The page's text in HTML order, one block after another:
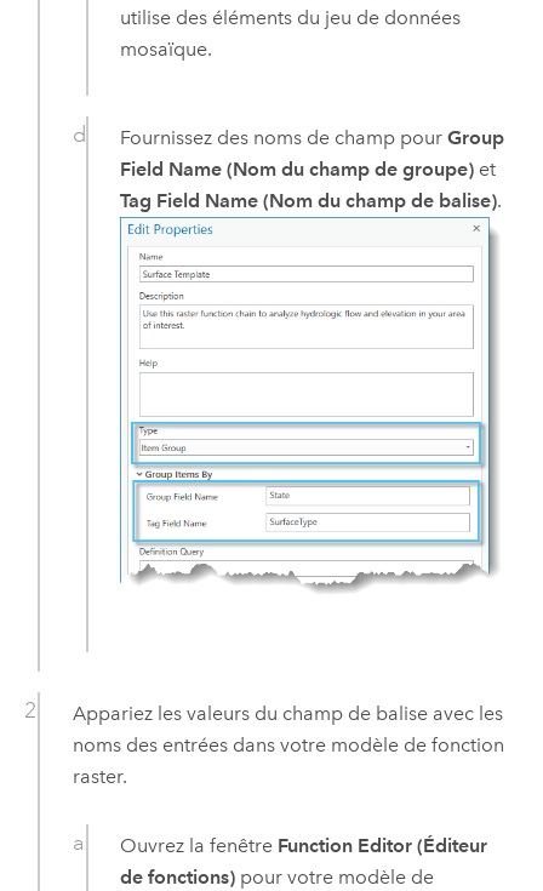
utilise des éléments du jeu de données
mosaïque.
Fournissez des noms de champ pourGroup
Field Name (Nom du champ de groupe) et
Tag Field Name (Nom du champ de balise).
Appariez les valeurs du champ de balise avec les
noms des entrées dans votre modèle de fonction
raster.
Ouvrez la fenêtre Function Editor (Éditeur
de fonctions) pour votre modèle de